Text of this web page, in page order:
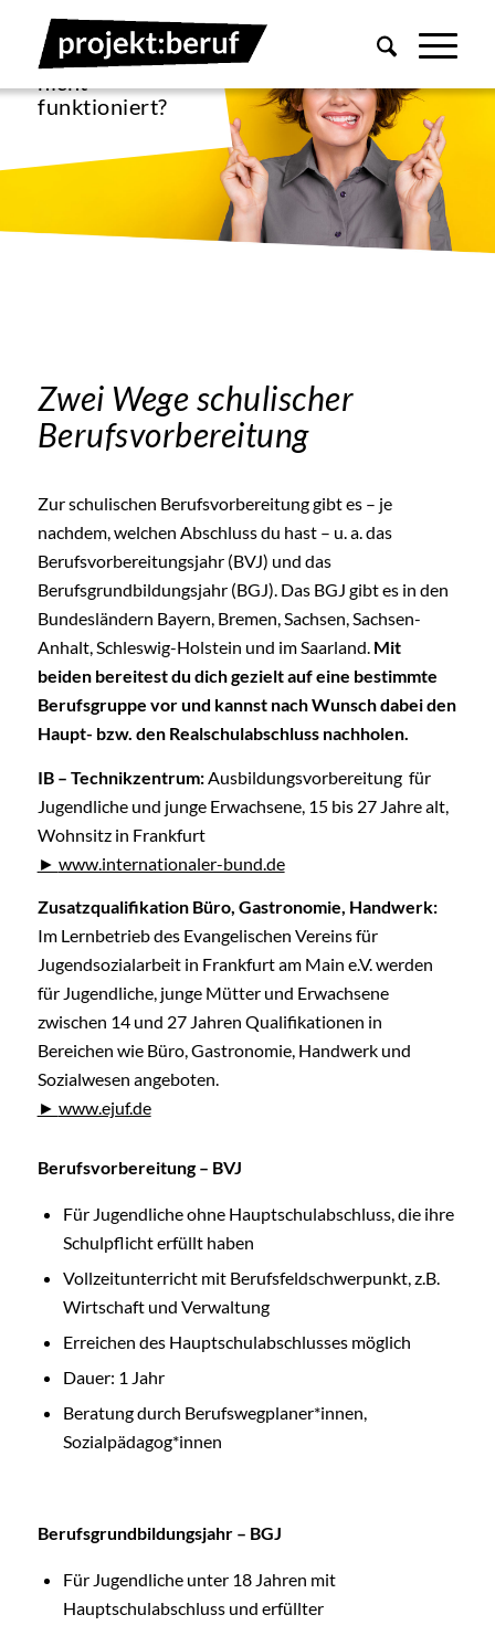
Und wenn Plan
A
funktioniert?
Zwei Wege schulischer
Berufsvorbereitung
Zur schulischen Berufsvorbereitung gibt es – je
nachdem, welchen Abschluss du hast – u. a. das
Berufsvorbereitungsjahr (BVJ) und das
Berufsgrundbildungsjahr (BGJ). Das BGJ gibt es in den
Bundesländern Bayern, Bremen, Sachsen, Sachsen-
Anhalt, Schleswig-Holstein und im Saarland.Mit
beiden bereitest du dich gezielt auf eine bestimmte
Berufsgruppe vor und kannst nach Wunsch dabei den
Haupt- bzw. den Realschulabschluss nachholen.
IB – Technikzentrum:Ausbildungsvorbereitung für
Jugendliche und junge Erwachsene, 15 bis 27 Jahre alt,
Wohnsitz in Frankfurt
www.internationaler-bund.de
Zusatzqualifikation Büro, Gastronomie, Handwerk:
Im Lernbetrieb des Evangelischen Vereins für
Jugendsozialarbeit in Frankfurt am Main e.V. werden
für Jugendliche, junge Mütter und Erwachsene
zwischen 14 und 27 Jahren Qualifikationen in
Bereichen wie Büro, Gastronomie, Handwerk und
Sozialwesen angeboten.
www.ejuf.de
Berufsvorbereitung – BVJ
Für Jugendliche ohne Hauptschulabschluss, die ihre
Schulpflicht erfüllt haben
Vollzeitunterricht mit Berufsfeldschwerpunkt, z.B.
Wirtschaft und Verwaltung
Erreichen des Hauptschulabschlusses möglich
Dauer: 1 Jahr
Beratung durch Berufswegplaner*innen,
Sozialpädagog*innen
Berufsgrundbildungsjahr – BGJ
Für Jugendliche unter 18 Jahren mit
Hauptschulabschluss und erfüllter